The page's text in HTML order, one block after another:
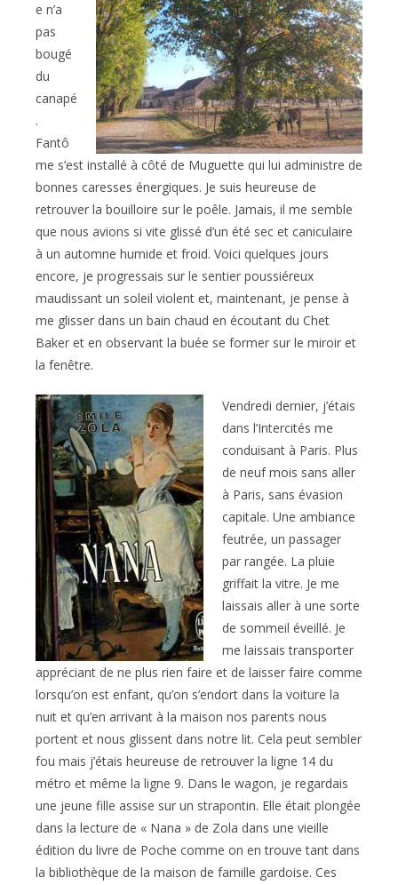
e n’a
pas
bougé
du
canapé
.
Fantô
me s’est installé à côté de Muguette qui lui administre de
bonnes caresses énergiques. Je suis heureuse de
retrouver la bouilloire sur le poêle. Jamais, il me semble
que nous avions si vite glissé d’un été sec et caniculaire
à un automne humide et froid. Voici quelques jours
encore, je progressais sur le sentier poussiéreux
maudissant un soleil violent et, maintenant, je pense à
me glisser dans un bain chaud en écoutant du Chet
Baker et en observant la buée se former sur le miroir et
la fenêtre.
Vendredi dernier, j’étais
dans l’Intercités me
conduisant à Paris. Plus
de neuf mois sans aller
à Paris, sans évasion
capitale. Une ambiance
feutrée, un passager
par rangée. La pluie
griffait la vitre. Je me
laissais aller à une sorte
de sommeil éveillé. Je
me laissais transporter
appréciant de ne plus rien faire et de laisser faire comme
lorsqu’on est enfant, qu’on s’endort dans la voiture la
nuit et qu’en arrivant à la maison nos parents nous
portent et nous glissent dans notre lit. Cela peut sembler
fou mais j’étais heureuse de retrouver la ligne 14 du
métro et même la ligne 9. Dans le wagon, je regardais
une jeune fille assise sur un strapontin. Elle était plongée
dans la lecture de « Nana » de Zola dans une vieille
édition du livre de Poche comme on en trouve tant dans
la bibliothèque de la maison de famille gardoise. Ces